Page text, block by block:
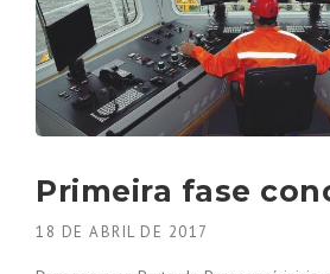
Primeira fase
18 DE ABRIL DE 2017